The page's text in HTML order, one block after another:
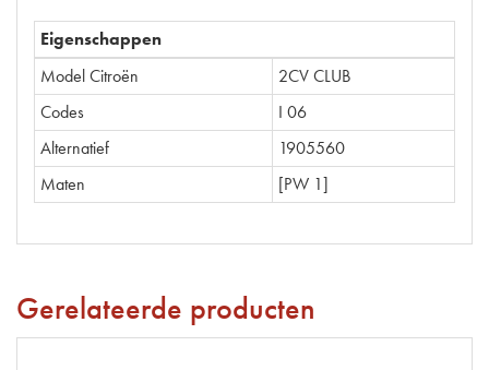
Eigenschappen
Model Citroën
2CV CLUB
Codes
I 06
Alternatief
1905560
Maten
[PW 1]
Gerelateerde producten